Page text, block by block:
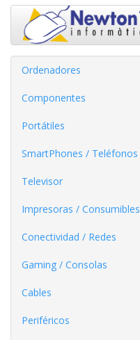
Ordenadores
Componentes
Portátiles
SmartPhones / Teléfonos
Televisor
Impresoras / Consumibles
Conectividad / Redes
Gaming / Consolas
Cables
Periféricos